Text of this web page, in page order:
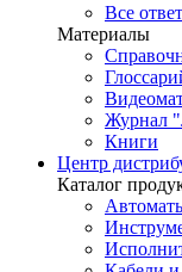
Все
Материалы
Журнал
Книги
Центр
Каталог